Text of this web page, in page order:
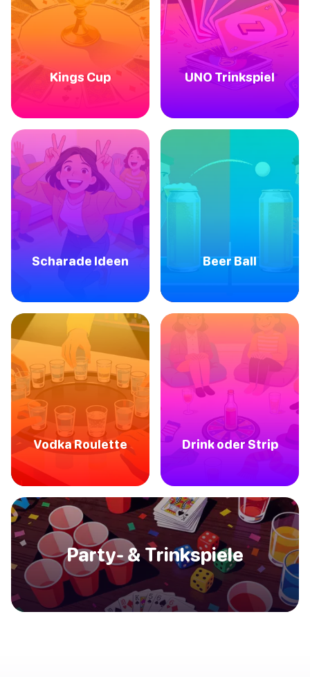
Kings Cup UNO Trinkspiel
Scharade Ideen Beer Ball
Vodka Roulette Drink oder Strip
Party- & Trinkspiele